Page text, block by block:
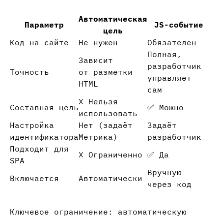
Параметр
Автоматическая
цель
JS-событие
Код на сайте
Не нужен Обязателен
Точность
Зависит
от разметки
HTML
Полная,
разработчик
управляет
сам
Составная цель
❌ Нельзя
использовать
✅ Можно
Настройка
идентификатора
Нет (задаёт
Метрика)
Задаёт
разработчик
Подходит для
SPA
❌ Ограниченно ✅ Да
Включается Автоматически
Вручную
через код
Ключевое ограничение: автоматическую